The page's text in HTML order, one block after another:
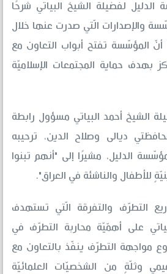
لفضيلة الشيخ البياتي شرحًا
والإصدارات الّتي صدرت عنها خلال
أنّ المؤسّسة تفتح أبواب التعاون مع
بهدف حماية المجتمعات الإسلاميّة
الشيخ أحمد البياتي مسؤول رابطة
ديالى وصلاح الدين، ترحيبه
الدليل، مشيرًا إلى "أنهم تبنوا
للأطفال والناشئة في العراق".
التطرّف والتفرقة الّتي تستهدف
على أهمّيّة محاربة التطرّف في
مواجهة التطرّف ينفّذ بالتعاون مع
وثلّةٍ من الشخصيّات العلمائيّة